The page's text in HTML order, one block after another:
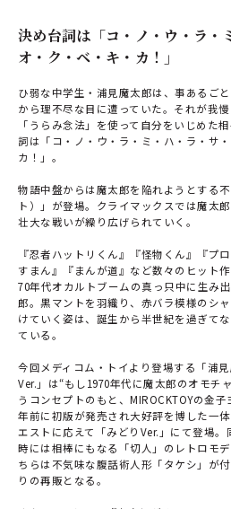
決め台詞は「コ・ノ・ウ・ラ・
オ・ク・ベ・キ・カ！」
ひ弱な中学生・浦見魔太郎は、事あるご
から理不尽な目に遭っていた。それが我
「うらみ念法」を使って自分をいじめた
詞は「コ・ノ・ウ・ラ・ミ・ハ・ラ・サ
カ！」。
物語中盤からは魔太郎を陥れようとする
ト）」が登場。クライマックスでは魔太
壮大な戦いが繰り広げられていく。
『忍者ハットリくん』『怪物くん』『プ
すまん』『まんが道』など数々のヒット
70年代オカルトブームの真っ只中に生み
郎。黒マントを羽織り、赤バラ模様のシ
けていく姿は、誕生から半世紀を過ぎて
ている。
今回メディコム・トイより登場する「浦
Ver.」は“もし1970年代に魔太郎のオモチ
うコンセプトのもと、MIROCKTOYの金
年前に初版が発売され大好評を博した一
エストに応えて「みどりVer.」にて登場。
時には相棒にもなる「切人」のレトロモ
ちらは不気味な腹話術人形「タケシ」が
りの再販となる。